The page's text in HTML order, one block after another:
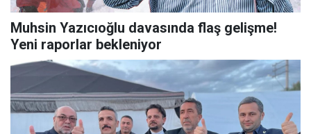
Muhsin Yazıcıoğlu davasında flaş gelişme!
Yeni raporlar bekleniyor